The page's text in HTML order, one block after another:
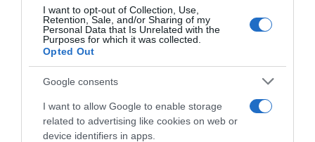
I want to opt-out of Collection, Use,
Retention, Sale, and/or Sharing of my
Personal Data that Is Unrelated with the
Purposes for which it was collected.
Opted Out
Google consents
I want to allow Google to enable storage
related to advertising like cookies on web or
device identifiers in apps.
Παρακαλώ Περιμένετε...
ΛΟΓΑΡΙΑΣΜΟΣ - ΛΙΟΛΙΟΥ ΚΑΤΕΡΙΝΑ